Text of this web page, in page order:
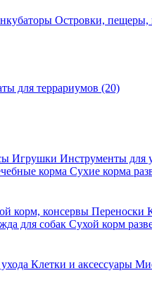
Островки, пещеры,
для террариумов (20)
Игрушки Инструменты для
корма Сухие корма
корм, консервы Переноски
для собак Сухой корм
Клетки и аксессуары